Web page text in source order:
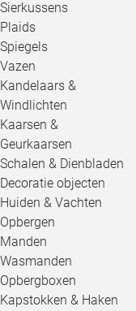
Sierkussens
Plaids
Spiegels
Vazen
Kandelaars &
Windlichten
Kaarsen &
Geurkaarsen
Schalen & Dienbladen
Decoratie objecten
Huiden & Vachten
Opbergen
Manden
Wasmanden
Opbergboxen
Kapstokken & Haken